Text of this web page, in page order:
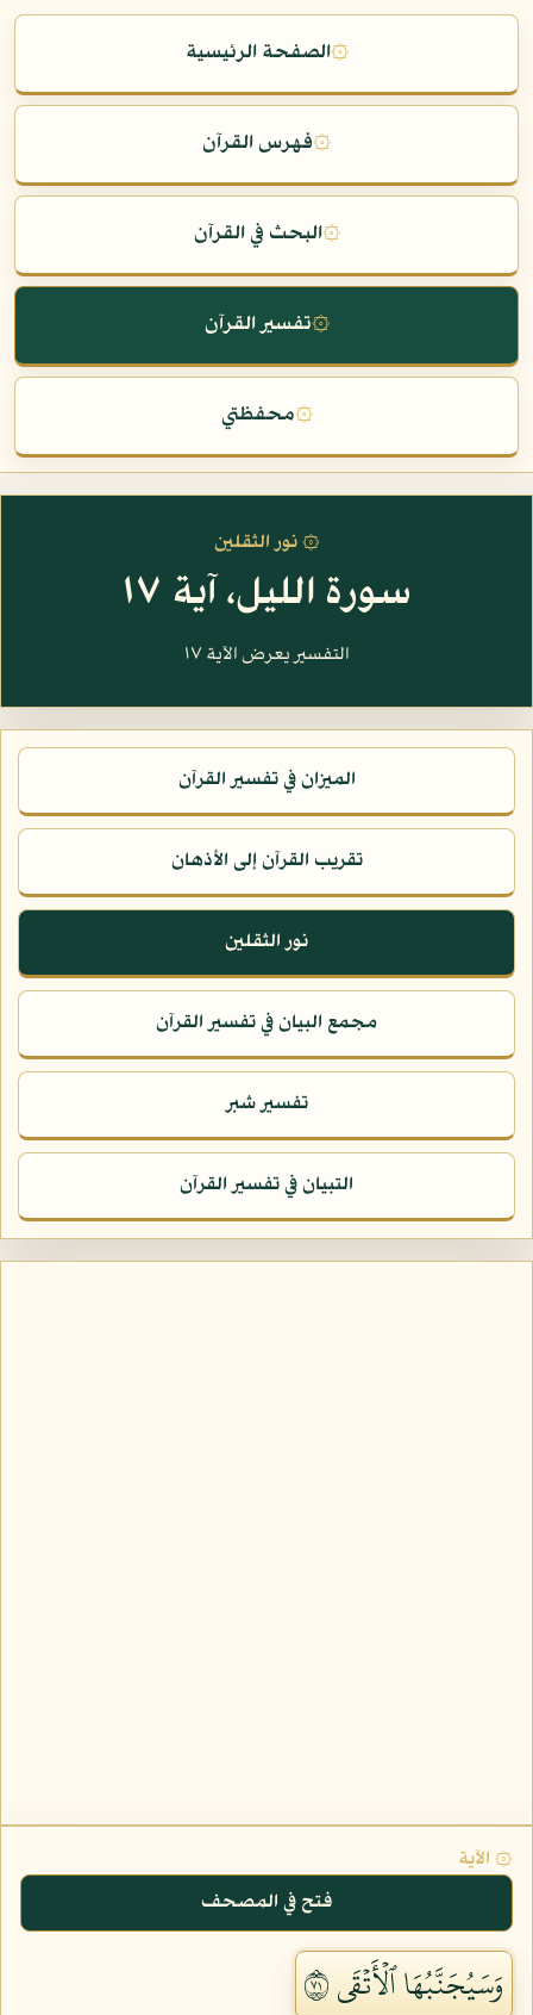
۞الصفحة الرئيسية
۞فهرس القرآن
۞البحث في القرآن
۞تفسير القرآن
۞محفظتي
۞ نور الثقلين
سورة الليل، آية ١٧
التفسير يعرض الآية ١٧
الميزان في تفسير القرآن
تقريب القرآن إلى الأذهان
نور الثقلين
مجمع البيان في تفسير القرآن
تفسير شبر
التبيان في تفسير القرآن
۞ الآية
فتح في المصحف
وَسَيُجَنَّبُهَا ٱلۡأَتۡقَى ١٧